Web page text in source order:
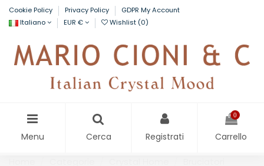
Cookie Policy Privacy Policy
GDPR My Account
Italiano
EUR € Wishlist (0)
Menu Cerca Registrati
0
Carrello